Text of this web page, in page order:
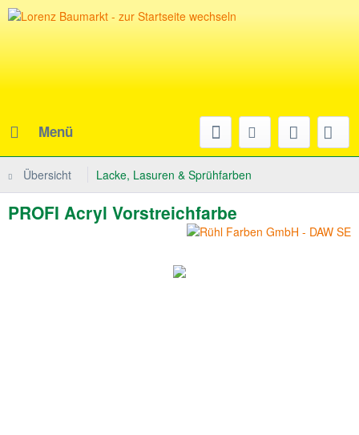
Menü
Übersicht Lacke, Lasuren & Sprühfarben
PROFI Acryl Vorstreichfarbe